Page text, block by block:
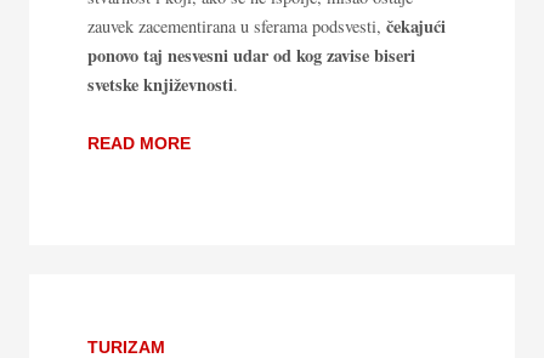
zauvek zacementirana u sferama podsvesti, čekajući
ponovo taj nesvesni udar od kog zavise biseri
svetske književnosti.
READ MORE
TURIZAM